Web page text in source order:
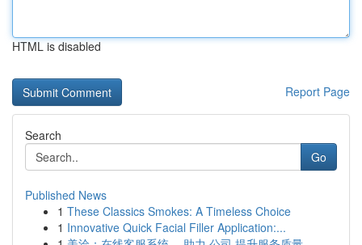
HTML is disabled
Report Page
Search
Go
Published News
1 These Classics Smokes: A Timeless Choice
1 Innovative Quick Facial Filler Application:...